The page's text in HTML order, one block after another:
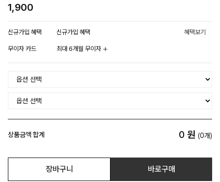
1,900
신규가입 혜택 신규가입 혜택 혜택보기
무이자 카드 최대 6개월 무이자
상품금액 합계 0 원 (0개)
장바구니 바로구매